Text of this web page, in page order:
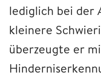
lediglich bei der
kleinere
überzeugte er